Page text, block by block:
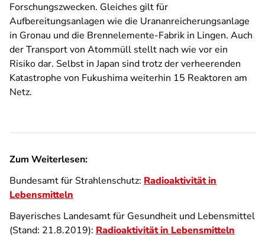
Forschungszwecken. Gleiches gilt für
Aufbereitungsanlagen wie die Urananreicherungsanlage
in Gronau und die Brennelemente-Fabrik in Lingen. Auch
der Transport von Atommüll stellt nach wie vor ein
Risiko dar. Selbst in Japan sind trotz der verheerenden
Katastrophe von Fukushima weiterhin 15 Reaktoren am
Netz.
Zum Weiterlesen:
Bundesamt für Strahlenschutz: Radioaktivität in
Lebensmitteln
Bayerisches Landesamt für Gesundheit und Lebensmittel
(Stand: 21.8.2019): Radioaktivität in Lebensmitteln